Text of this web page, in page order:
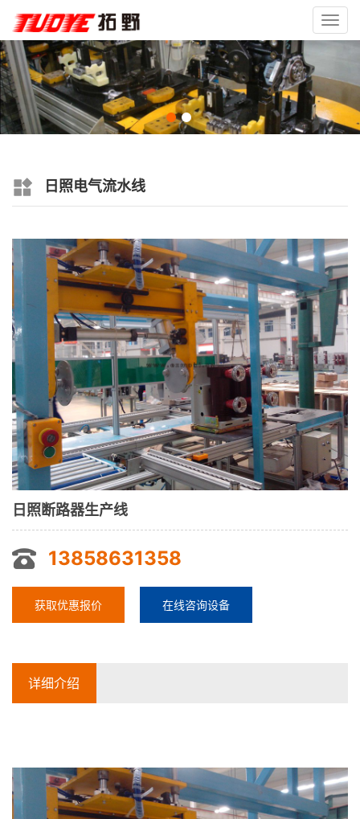
日照电气流水线
日照断路器生产线
13858631358
获取优惠报价 在线咨询设备
详细介绍